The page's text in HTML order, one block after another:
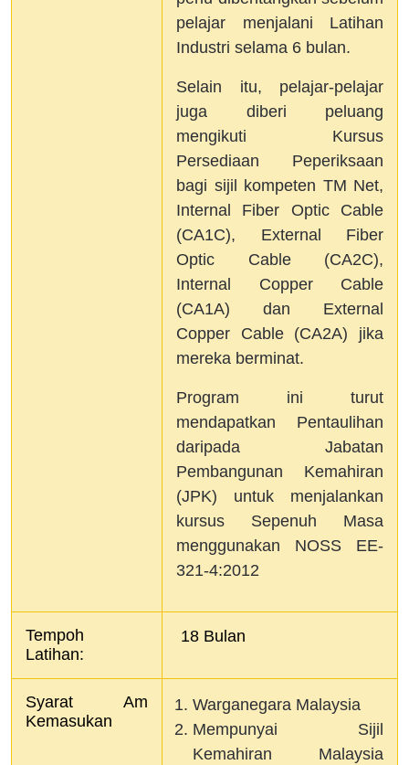
pelajar menjalani Latihan
Industri selama 6 bulan.
Selain itu, pelajar-pelajar
juga diberi peluang
mengikuti Kursus
Persediaan Peperiksaan
bagi sijil kompeten TM Net,
Internal Fiber Optic Cable
(CA1C), External Fiber
Optic Cable (CA2C),
Internal Copper Cable
(CA1A) dan External
Copper Cable (CA2A) jika
mereka berminat.
Program ini turut
mendapatkan Pentaulihan
daripada Jabatan
Pembangunan Kemahiran
(JPK) untuk menjalankan
kursus Sepenuh Masa
menggunakan NOSS EE-
321-4:2012
Tempoh
Latihan:
18 Bulan
Syarat Am
Kemasukan
Warganegara Malaysia
Mempunyai Sijil
Kemahiran Malaysia